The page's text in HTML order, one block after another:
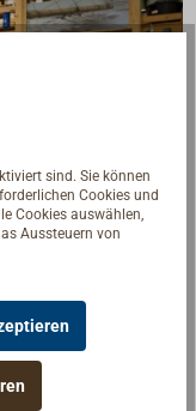
und
sind. Sie können
Cookies und
Cookies auswählen,
Aussteuern von